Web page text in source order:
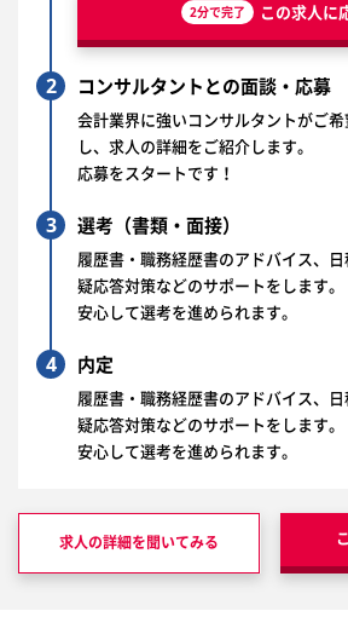
2分で完了 この求人に
2 コンサルタントとの面談・応募
会計業界に強いコンサルタントがご
し、求人の詳細をご紹介します。
応募をスタートです！
3 選考（書類・面接）
履歴書・職務経歴書のアドバイス、
疑応答対策などのサポートをします。
安心して選考を進められます。
4 内定
履歴書・職務経歴書のアドバイス、
疑応答対策などのサポートをします。
安心して選考を進められます。
求人の詳細を聞いてみる